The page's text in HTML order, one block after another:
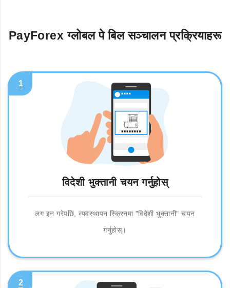
PayForex ग्लोबल पे बिल सञ्चालन प्रक्रियाहरू
1
विदेशी भुक्तानी चयन गर्नुहोस्
लग इन गरेपछि, व्यवस्थापन स्क्रिनमा "विदेशी भुक्तानी" चयन
गर्नुहोस्।
2